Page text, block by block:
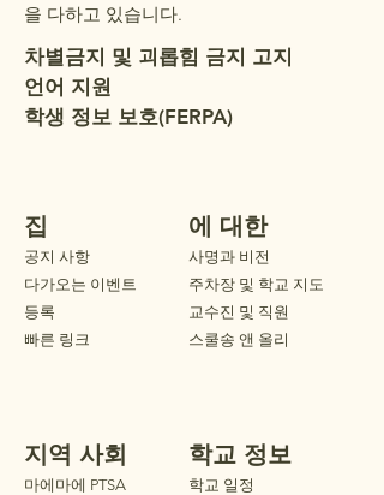
을 다하고 있습니다.
차별금지 및 괴롭힘 금지 고지
언어 지원
학생 정보 보호(FERPA)
집
공지 사항
다가오는 이벤트
등록
빠른 링크
에 대한
사명과 비전
주차장 및 학교 지도
교수진 및 직원
스쿨송 앤 올리
지역 사회
마에마에 PTSA
학교 정보
학교 일정